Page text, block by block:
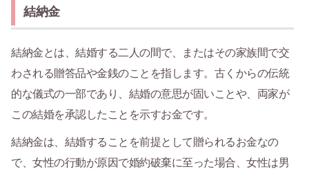
結納金
結納金とは、結婚する二人の間で、またはその家族間で交
わされる贈答品や金銭のことを指します。古くからの伝統
的な儀式の一部であり、結婚の意思が固いことや、両家が
この結婚を承認したことを示すお金です。
結納金は、結婚することを前提として贈られるお金なの
で、女性の行動が原因で婚約破棄に至った場合、女性は男